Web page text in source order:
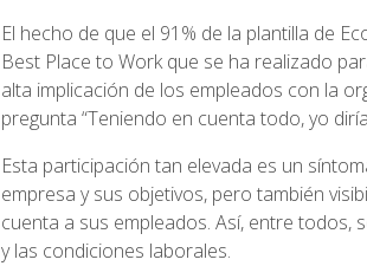
El hecho de que el 91% de la plantilla de
Best Place to Work que se ha realizado
alta implicación de los empleados con la
pregunta “Teniendo en cuenta todo, yo
Esta participación tan elevada es un
empresa y sus objetivos, pero también
cuenta a sus empleados. Así, entre todos,
y las condiciones laborales.